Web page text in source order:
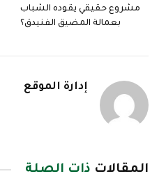
مشروع حقيقي يقوده الشباب
بعمالة المضيق الفنيدق؟
إدارة الموقع
المقالات ذات الصلة